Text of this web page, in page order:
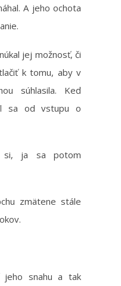
A jeho ochota
jej možnosť, či
k tomu, aby v
súhlasila. Keď
sa od vstupu o
si, ja sa potom
zmätene stále
jeho snahu a tak